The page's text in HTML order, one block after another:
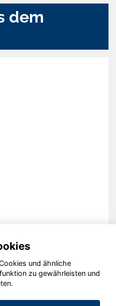
dem
GmbH 2020 - 2026
und ähnliche
zu gewährleisten und